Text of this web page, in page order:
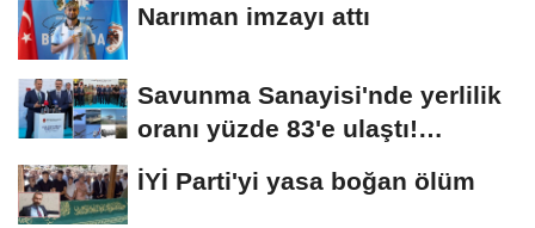
Narıman imzayı attı
Savunma Sanayisi'nde yerlilik
oranı yüzde 83'e ulaştı!
Erzurum da...
İYİ Parti'yi yasa boğan ölüm